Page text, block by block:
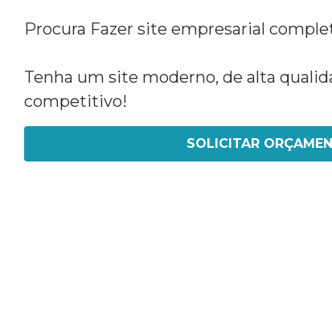
Procura Fazer site empresarial
Tenha um site moderno, de alta
competitivo!
SOLICITAR